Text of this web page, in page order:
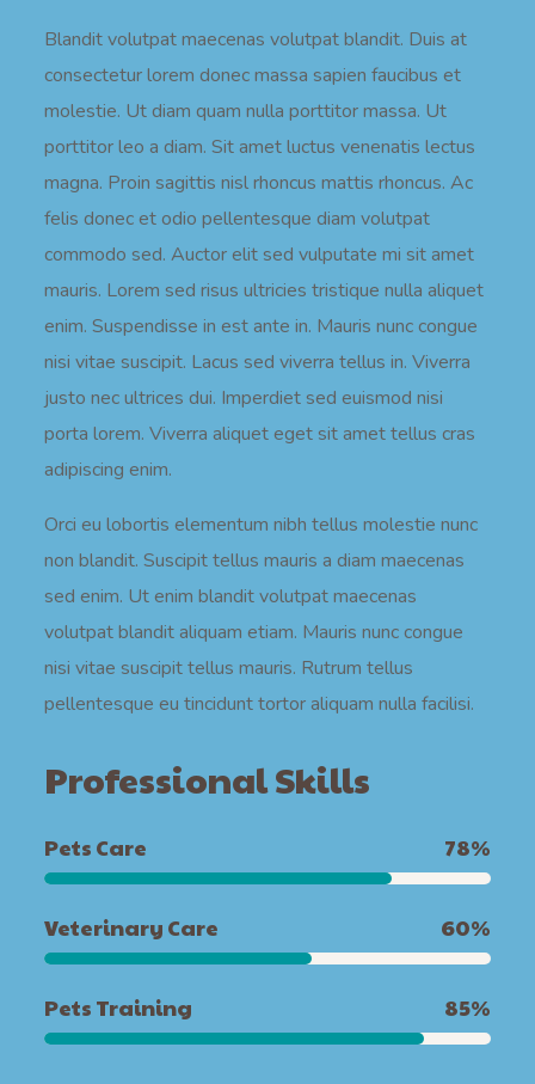
Blandit volutpat maecenas volutpat blandit. Duis at
consectetur lorem donec massa sapien faucibus et
molestie. Ut diam quam nulla porttitor massa. Ut
porttitor leo a diam. Sit amet luctus venenatis lectus
magna. Proin sagittis nisl rhoncus mattis rhoncus. Ac
felis donec et odio pellentesque diam volutpat
commodo sed. Auctor elit sed vulputate mi sit amet
mauris. Lorem sed risus ultricies tristique nulla aliquet
enim. Suspendisse in est ante in. Mauris nunc congue
nisi vitae suscipit. Lacus sed viverra tellus in. Viverra
justo nec ultrices dui. Imperdiet sed euismod nisi
porta lorem. Viverra aliquet eget sit amet tellus cras
adipiscing enim.
Orci eu lobortis elementum nibh tellus molestie nunc
non blandit. Suscipit tellus mauris a diam maecenas
sed enim. Ut enim blandit volutpat maecenas
volutpat blandit aliquam etiam. Mauris nunc congue
nisi vitae suscipit tellus mauris. Rutrum tellus
pellentesque eu tincidunt tortor aliquam nulla facilisi.
Professional Skills
Pets Care 78%
Veterinary Care 60%
Pets Training 85%